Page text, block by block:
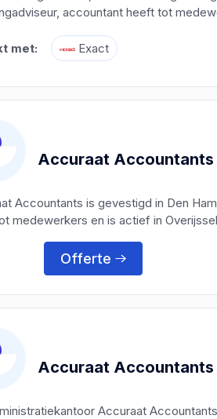
accountant heeft tot
met: Exact
Accuraat Accountants
Accountants is gevestigd in Den
medewerkers en is actief in
Offerte
Accuraat Accountants
Accuraat